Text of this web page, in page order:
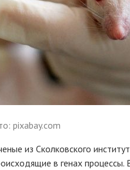
pixabay.com
из Сколковского
в генах